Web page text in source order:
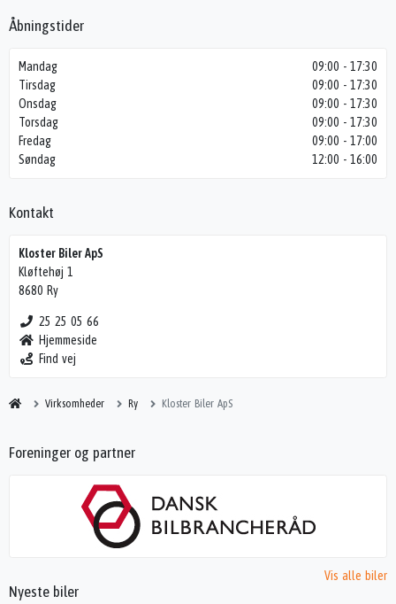
Åbningstider
Mandag
Tirsdag
Onsdag
Torsdag
Fredag
Søndag
09:00 - 17:30
09:00 - 17:30
09:00 - 17:30
09:00 - 17:30
09:00 - 17:00
12:00 - 16:00
Kontakt
Kloster Biler ApS
Kløftehøj 1
8680 Ry
25 25 05 66
Hjemmeside
Find vej
Virksomheder Ry Kloster Biler ApS
Foreninger og partner
Nyeste biler
Vis alle biler